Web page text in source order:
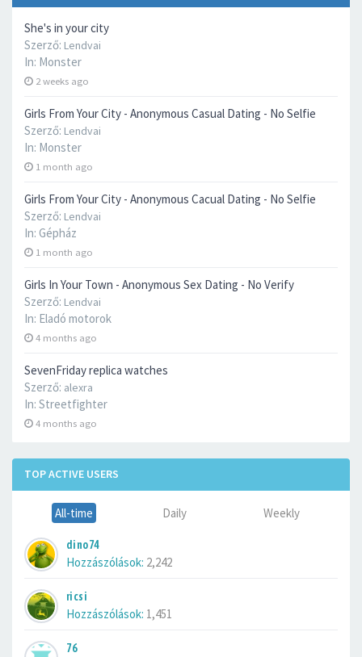
She's in your city
Szerző: Lendvai
In: Monster
2 weeks ago
Girls From Your City - Anonymous Casual Dating - No Selfie
Szerző: Lendvai
In: Monster
1 month ago
Girls From Your City - Anonymous Cacual Dating - No Selfie
Szerző: Lendvai
In: Gépház
1 month ago
Girls In Your Town - Anonymous Sex Dating - No Verify
Szerző: Lendvai
In: Eladó motorok
4 months ago
SevenFriday replica watches
Szerző: alexra
In: Streetfighter
4 months ago
TOP ACTIVE USERS
All-time Daily Weekly
dino74
Hozzászólások: 2,242
ricsi
Hozzászólások: 1,451
76